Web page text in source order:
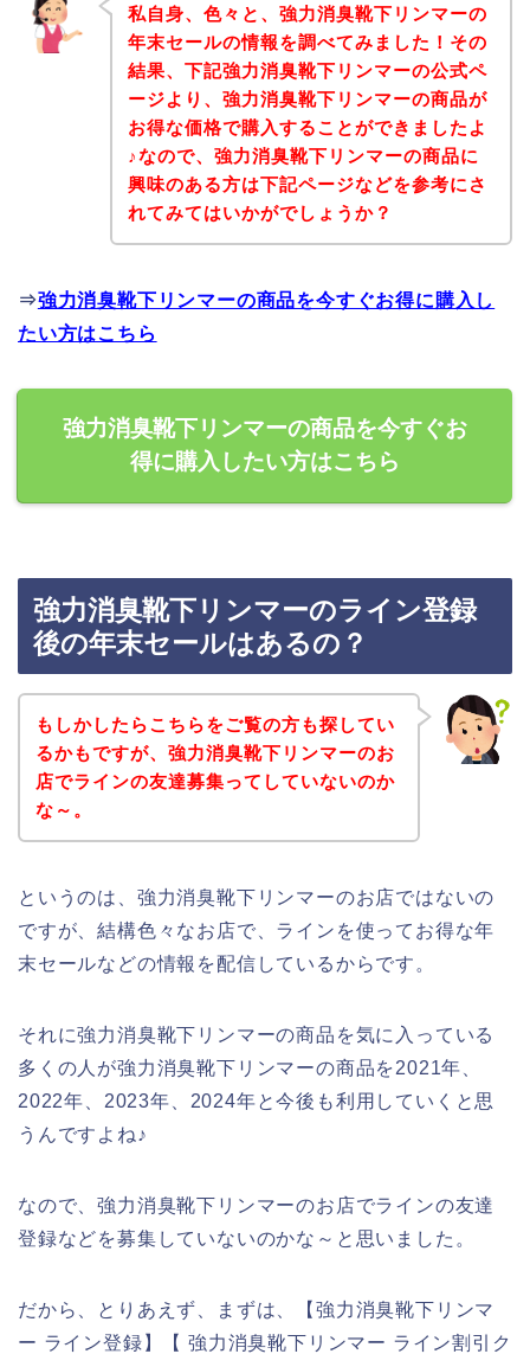
私自身、色々と、強力消臭靴下リンマーの
年末セールの情報を調べてみました！その
結果、下記強力消臭靴下リンマーの公式ペ
ージより、強力消臭靴下リンマーの商品が
お得な価格で購入することができましたよ
♪なので、強力消臭靴下リンマーの商品に
興味のある方は下記ページなどを参考にさ
れてみてはいかがでしょうか？
⇒強力消臭靴下リンマーの商品を今すぐお得に購入し
たい方はこちら
強力消臭靴下リンマーの商品を今すぐお
得に購入したい方はこちら
強力消臭靴下リンマーのライン登録
後の年末セールはあるの？
もしかしたらこちらをご覧の方も探してい
るかもですが、強力消臭靴下リンマーのお
店でラインの友達募集ってしていないのか
な～。
というのは、強力消臭靴下リンマーのお店ではないの
ですが、結構色々なお店で、ラインを使ってお得な年
末セールなどの情報を配信しているからです。
それに強力消臭靴下リンマーの商品を気に入っている
多くの人が強力消臭靴下リンマーの商品を2021年、
2022年、2023年、2024年と今後も利用していくと思
うんですよね♪
なので、強力消臭靴下リンマーのお店でラインの友達
登録などを募集していないのかな～と思いました。
だから、とりあえず、まずは、【強力消臭靴下リンマ
ー ライン登録】【 強力消臭靴下リンマー ライン割引ク